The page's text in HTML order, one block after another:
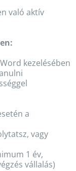
való aktív
kezelésében
a
vagy
1 év,
vállalás)